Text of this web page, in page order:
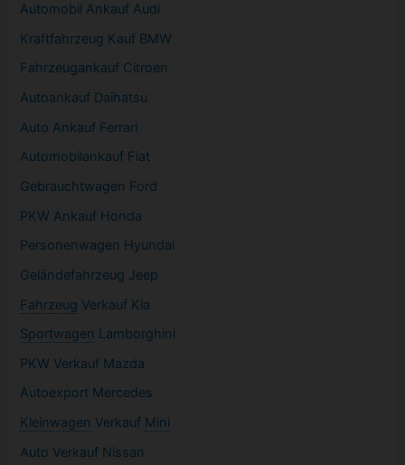
Automobil Ankauf Audi
Kraftfahrzeug Kauf BMW
Fahrzeugankauf Citroen
Autoankauf Daihatsu
Auto Ankauf Ferrari
Automobilankauf Fiat
Gebrauchtwagen Ford
PKW Ankauf Honda
Personenwagen Hyundai
Geländefahrzeug Jeep
Fahrzeug Verkauf Kia
Sportwagen Lamborghini
PKW Verkauf Mazda
Autoexport Mercedes
Kleinwagen Verkauf Mini
Auto Verkauf Nissan